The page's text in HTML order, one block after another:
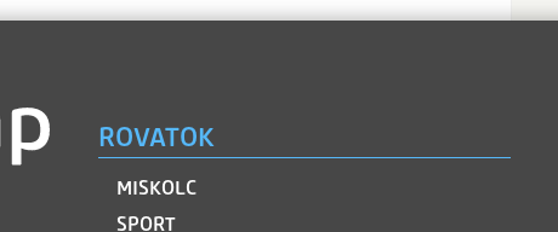
ROVATOK
MISKOLC
SPORT